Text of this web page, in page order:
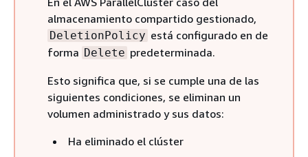
almacenamiento compartido gestionado,
DeletionPolicy está configurado en de
forma Delete predeterminada.
Esto significa que, si se cumple una de las
siguientes condiciones, se eliminan un
volumen administrado y sus datos:
Ha eliminado el clúster